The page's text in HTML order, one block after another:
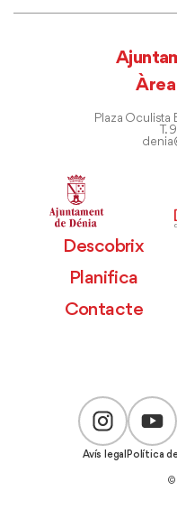
Àrea
Plaza Oculista
T.
Descobrix
Planifica
Contacte
Avís legal Política
©